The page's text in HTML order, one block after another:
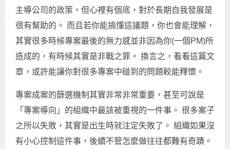
主導公司的政策，但心裡有個底，對於長期自我發展是
很有幫助的。 而且若你能搞懂這議題，你也會能理解，
其實很多時候專案最後的無力感並非因為你(一個PM)所
造成的，有時候其實是非戰之罪。 換言之，看看這篇文
章，或許能讓你對很多專案中碰到的問題較能釋懷。
專案成案的篩選機制其實非常非常重要，甚至可說是
「專案導向」的組織中最該被重視的一件事。 很多案子
之所以失敗，其實是出生時就注定失敗了。 組織如果沒
有小心控制這件事，後續不管怎麼做往往都難有奇蹟。